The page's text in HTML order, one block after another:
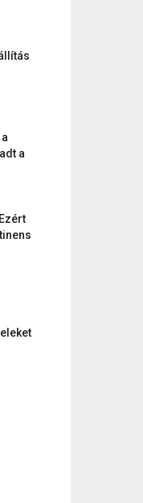
a